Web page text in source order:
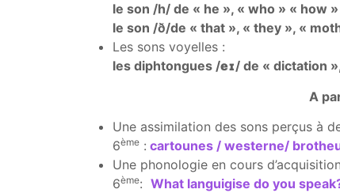
le son /h/ de « he », « who » « how
le son /ð/de « that », « they », «
Les sons voyelles :
les diphtongues /eɪ/ de « dictation
A
Une assimilation des sons perçus à
6ème : cartounes / westerne/
Une phonologie en cours
6ème: What languigise do you